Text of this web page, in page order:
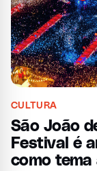
CULTURA
São João
Festival é
como